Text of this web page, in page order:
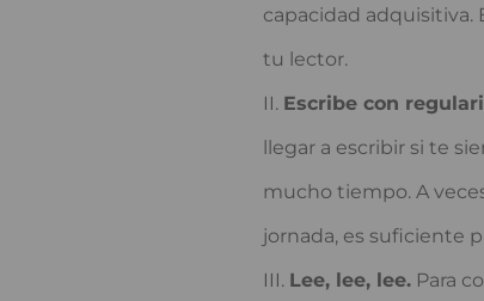
capacidad adquisitiva.
tu lector.
Escribe con
llegar a escribir si te
mucho tiempo. A
jornada, es suficiente
Lee, lee, lee.Para